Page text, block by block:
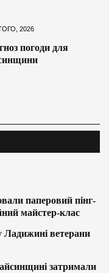
2026
погоди для
паперовий пінг-
майстер-клас
Ладижині ветерани
затримали